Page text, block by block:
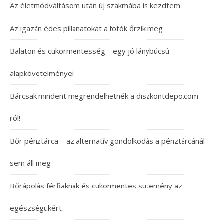
Az életmódváltásom után új szakmába is kezdtem
Az igazán édes pillanatokat a fotók őrzik meg
Balaton és cukormentesség – egy jó lánybúcsú
alapkövetelményei
Bárcsak mindent megrendelhetnék a diszkontdepo.com-
ról!
Bőr pénztárca – az alternatív gondolkodás a pénztárcánál
sem áll meg
Bőrápolás férfiaknak és cukormentes sütemény az
egészségükért